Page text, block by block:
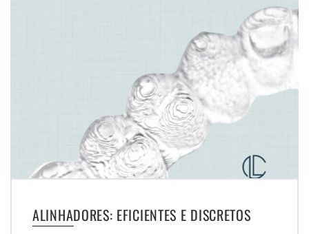
ALINHADORES: EFICIENTES E DISCRETOS